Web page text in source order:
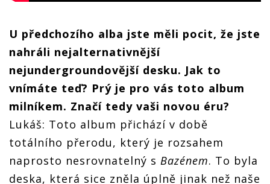
U předchozího alba jste měli pocit, že jste
nahráli nejalternativnější
nejundergroundovější desku. Jak to
vnímáte teď? Prý je pro vás toto album
milníkem. Značí tedy vaši novou éru?
Lukáš: Toto album přichází v době
totálního přerodu, který je rozsahem
naprosto nesrovnatelný s Bazénem. To byla
deska, která sice zněla úplně jinak než naše